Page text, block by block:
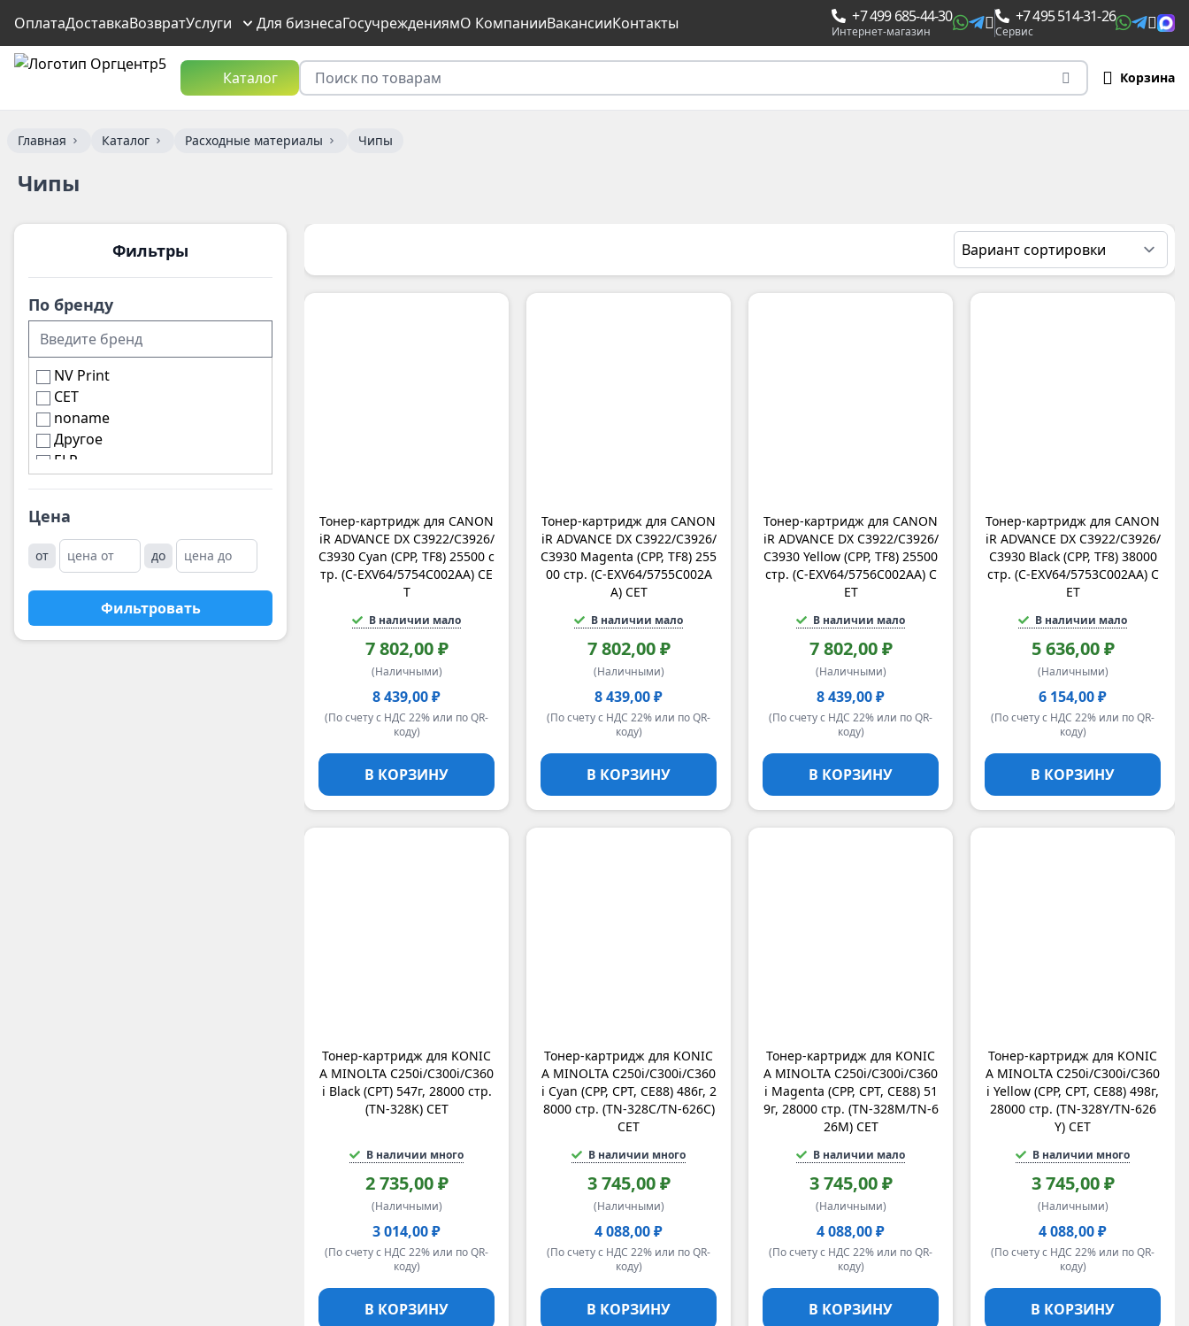
ОплатаДоставкаВозвратУслуги Для бизнесаГосучреждениямО КомпанииВакансииКонтакты +7 499 685-44-30
Интернет-магазин
+7 495 514-31-26
Сервис
Каталог Корзина
Главная Каталог Расходные материалы Чипы
Чипы
Фильтры
По бренду
NV Print
CET
noname
Другое
ELP
Цена
от до
Фильтровать
Тонер-картридж для CANON
iR ADVANCE DX C3922/C3926/
C3930 Cyan (CPP, TF8) 25500 с
тр. (C-EXV64/5754C002AA) CE
T
В наличии мало
7 802,00 ₽
(Наличными)
8 439,00 ₽
(По счету с НДС 22% или по QR-
коду)
В КОРЗИНУ
Тонер-картридж для CANON
iR ADVANCE DX C3922/C3926/
C3930 Magenta (CPP, TF8) 255
00 стр. (C-EXV64/5755C002A
A) CET
В наличии мало
7 802,00 ₽
(Наличными)
8 439,00 ₽
(По счету с НДС 22% или по QR-
коду)
В КОРЗИНУ
Тонер-картридж для CANON
iR ADVANCE DX C3922/C3926/
C3930 Yellow (CPP, TF8) 25500
стр. (C-EXV64/5756C002AA) C
ET
В наличии мало
7 802,00 ₽
(Наличными)
8 439,00 ₽
(По счету с НДС 22% или по QR-
коду)
В КОРЗИНУ
Тонер-картридж для CANON
iR ADVANCE DX C3922/C3926/
C3930 Black (CPP, TF8) 38000
стр. (C-EXV64/5753C002AA) C
ET
В наличии мало
5 636,00 ₽
(Наличными)
6 154,00 ₽
(По счету с НДС 22% или по QR-
коду)
В КОРЗИНУ
Тонер-картридж для KONIC
A MINOLTA C250i/C300i/C360
i Black (CPT) 547г, 28000 стр.
(TN-328K) CET
В наличии много
2 735,00 ₽
(Наличными)
3 014,00 ₽
(По счету с НДС 22% или по QR-
коду)
В КОРЗИНУ
Тонер-картридж для KONIC
A MINOLTA C250i/C300i/C360
i Cyan (CPP, CPT, CE88) 486г, 2
8000 стр. (TN-328C/TN-626C)
CET
В наличии много
3 745,00 ₽
(Наличными)
4 088,00 ₽
(По счету с НДС 22% или по QR-
коду)
В КОРЗИНУ
Тонер-картридж для KONIC
A MINOLTA C250i/C300i/C360
i Magenta (CPP, CPT, CE88) 51
9г, 28000 стр. (TN-328M/TN-6
26M) CET
В наличии мало
3 745,00 ₽
(Наличными)
4 088,00 ₽
(По счету с НДС 22% или по QR-
коду)
В КОРЗИНУ
Тонер-картридж для KONIC
A MINOLTA C250i/C300i/C360
i Yellow (CPP, CPT, CE88) 498г,
28000 стр. (TN-328Y/TN-626
Y) CET
В наличии много
3 745,00 ₽
(Наличными)
4 088,00 ₽
(По счету с НДС 22% или по QR-
коду)
В КОРЗИНУ